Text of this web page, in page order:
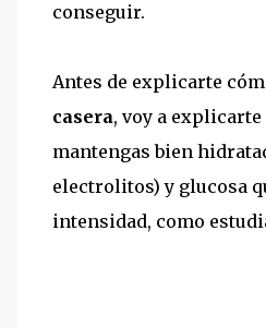
conseguir.
Antes de explicarte
casera, voy a
mantengas bien
electrolitos) y glucosa
intensidad, como